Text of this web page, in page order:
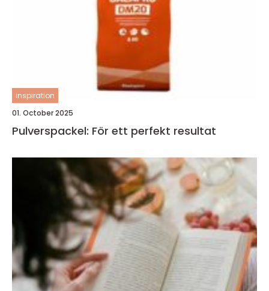
inspiration
01. October 2025
Pulverspackel: För ett perfekt resultat